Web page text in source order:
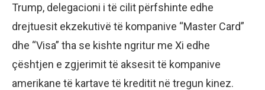
Trump, delegacioni i të cilit përfshinte edhe
drejtuesit ekzekutivë të kompanive “Master Card”
dhe “Visa” tha se kishte ngritur me Xi edhe
çështjen e zgjerimit të aksesit të kompanive
amerikane të kartave të kreditit në tregun kinez.